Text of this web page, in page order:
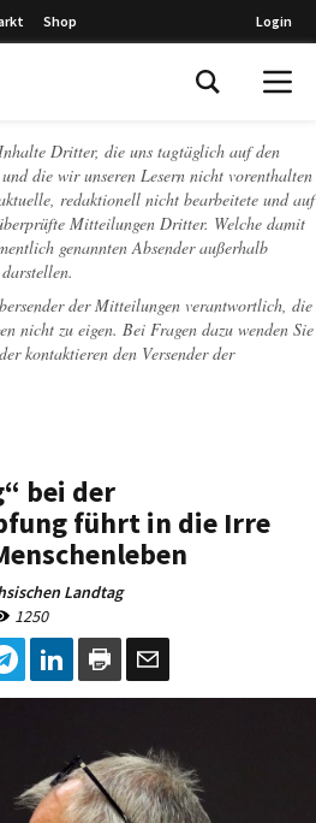
Shop Login
Dritter, die uns tagtäglich auf den
und die wir unseren Lesern nicht vorenthalten
redaktionell nicht bearbeitete und auf
Mitteilungen Dritter. Welche damit
genannten Absender außerhalb
der Mitteilungen verantwortlich, die
nicht zu eigen. Bei Fragen dazu wenden Sie
kontaktieren den Versender der
bei der
führt in die Irre
Landtag
1250